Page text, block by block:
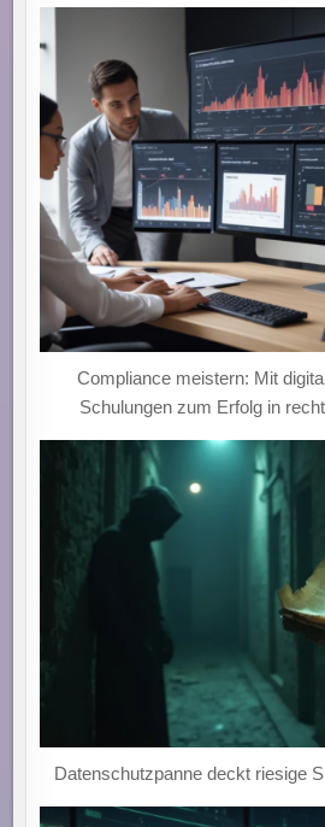
Compliance meistern: Mit
Schulungen zum Erfolg in
Datenschutzpanne deckt riesige